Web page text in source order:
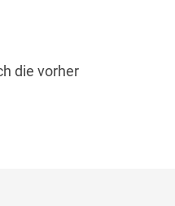
die vorher